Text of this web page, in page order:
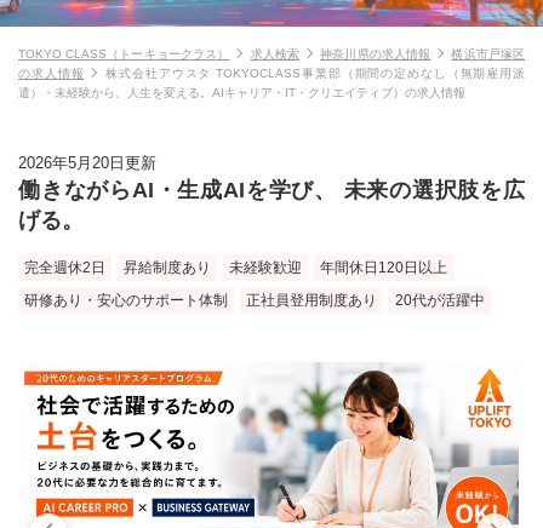
TOKYO CLASS（トーキョークラス） 求人検索 神奈川県の求人情報
横浜市戸塚区
の求人情報
株式会社アウスタ TOKYOCLASS事業部（期間の定めなし（無期雇用派
遣）・未経験から、人生を変える。AIキャリア・IT・クリエイティブ）の求人情報
2026年5月20日更新
働きながらAI・生成AIを学び、 未来の選択肢を広
げる。
完全週休2日 昇給制度あり 未経験歓迎
年間休日120日以上
研修あり・安心のサポート体制
正社員登用制度あり 20代が活躍中